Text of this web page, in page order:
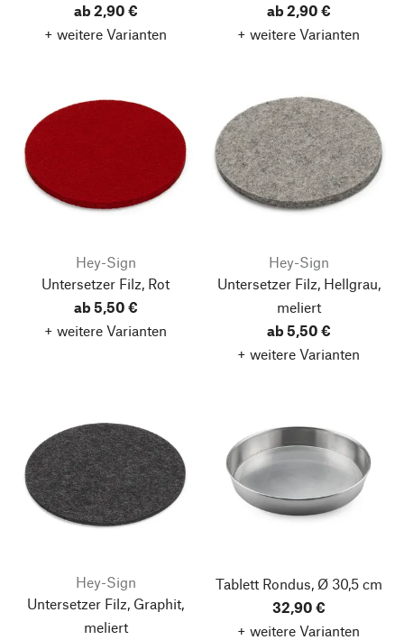
ab 2,90 €
+ weitere Varianten
ab 2,90 €
+ weitere Varianten
Hey-Sign
Untersetzer Filz, Rot
ab 5,50 €
+ weitere Varianten
Hey-Sign
Untersetzer Filz, Hellgrau,
meliert
ab 5,50 €
+ weitere Varianten
Hey-Sign
Untersetzer Filz, Graphit,
meliert
Tablett Rondus, Ø 30,5 cm
32,90 €
+ weitere Varianten